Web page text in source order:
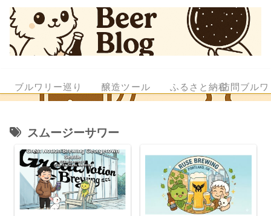
ブルワリー巡り 醸造ツール ふるさと納税訪問ブル
スムージーサワー